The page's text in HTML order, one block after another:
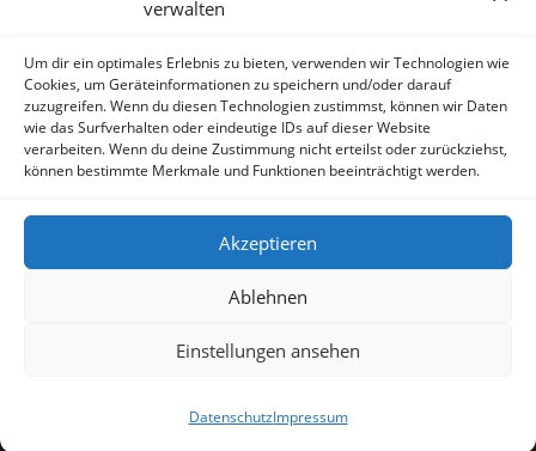
verwalten
Um dir ein optimales Erlebnis zu bieten, verwenden wir Technologien wie
Cookies, um Geräteinformationen zu speichern und/oder darauf
zuzugreifen. Wenn du diesen Technologien zustimmst, können wir Daten
wie das Surfverhalten oder eindeutige IDs auf dieser Website
verarbeiten. Wenn du deine Zustimmung nicht erteilst oder zurückziehst,
können bestimmte Merkmale und Funktionen beeinträchtigt werden.
Akzeptieren
Ablehnen
Einstellungen ansehen
DatenschutzImpressum
Vorname*
Copyright Irene Lauretti - OceanWP Theme by OceanWP